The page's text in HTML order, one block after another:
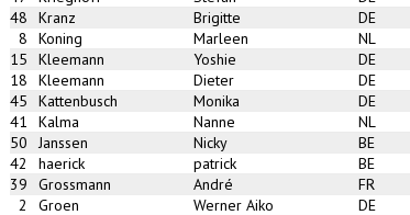
48
Kranz Brigitte DE
8
Koning Marleen NL
15
Kleemann Yoshie DE
18
Kleemann Dieter DE
45
Kattenbusch Monika DE
41
Kalma Nanne NL
50
Janssen Nicky BE
42
haerick patrick BE
39
Grossmann André FR
2
Groen Werner Aiko DE